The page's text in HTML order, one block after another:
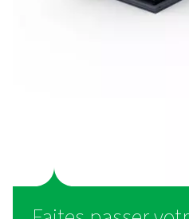
site offre des